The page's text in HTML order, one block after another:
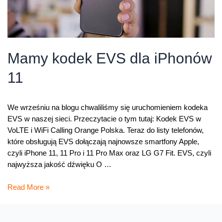
Mamy kodek EVS dla iPhonów
11
We wrześniu na blogu chwaliliśmy się uruchomieniem kodeka
EVS w naszej sieci. Przeczytacie o tym tutaj: Kodek EVS w
VoLTE i WiFi Calling Orange Polska. Teraz do listy telefonów,
które obsługują EVS dołączają najnowsze smartfony Apple,
czyli iPhone 11, 11 Pro i 11 Pro Max oraz LG G7 Fit. EVS, czyli
najwyższa jakość dźwięku O …
Mamy
Read More »